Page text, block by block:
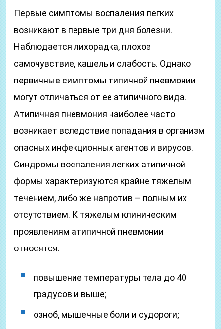
Первые симптомы воспаления легких
возникают в первые три дня болезни.
Наблюдается лихорадка, плохое
самочувствие, кашель и слабость. Однако
первичные симптомы типичной пневмонии
могут отличаться от ее атипичного вида.
Атипичная пневмония наиболее часто
возникает вследствие попадания в организм
опасных инфекционных агентов и вирусов.
Синдромы воспаления легких атипичной
формы характеризуются крайне тяжелым
течением, либо же напротив – полным их
отсутствием. К тяжелым клиническим
проявлениям атипичной пневмонии
относятся:
повышение температуры тела до 40
градусов и выше;
озноб, мышечные боли и судороги;